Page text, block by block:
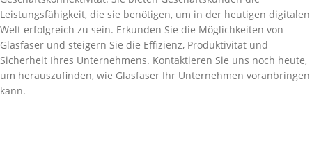
Leistungsfähigkeit, die sie benötigen, um in der heutigen digitalen
Welt erfolgreich zu sein. Erkunden Sie die Möglichkeiten von
Glasfaser und steigern Sie die Effizienz, Produktivität und
Sicherheit Ihres Unternehmens. Kontaktieren Sie uns noch heute,
um herauszufinden, wie Glasfaser Ihr Unternehmen voranbringen
kann.